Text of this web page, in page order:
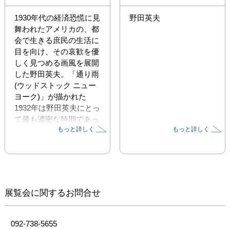
1930年代の経済恐慌に見
舞われたアメリカの、都
会で生きる庶民の生活に
目を向け、その哀歓を優
しく見つめる画風を展開
した野田英夫。「通り雨
(ウッドストック ニュー
ヨーク)」が描かれた
1932年は野田英夫にとっ
て最も濃密な時期であっ
た。カリフォルニアから
ドストック芸術村に移住
に出会い強い影響を受け
る。そして、運命の女性
結婚したのもこの頃だ。
もっと詳しく
野田英夫
もっと詳しく
展覧会に関するお問合せ
092-738-5655